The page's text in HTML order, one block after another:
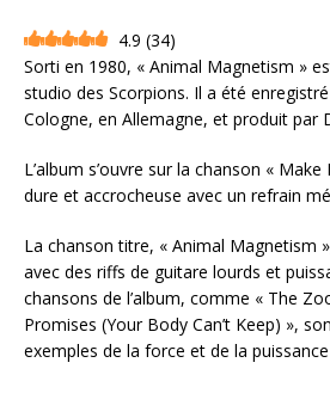
4.9 (34)
Sorti en 1980, « Animal Magnetism »
studio des Scorpions. Il a été
Cologne, en Allemagne, et produit par
L’album s’ouvre sur la chanson «
dure et accrocheuse avec un refrain
La chanson titre, « Animal Magnetism
avec des riffs de guitare lourds et
chansons de l’album, comme « The
Promises (Your Body Can’t Keep) »,
exemples de la force et de la